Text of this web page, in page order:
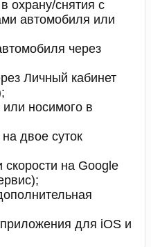
охрану/снятия с
автомобиля или
через
Личный кабинет
носимого в
двое суток
на Google
для iOS и